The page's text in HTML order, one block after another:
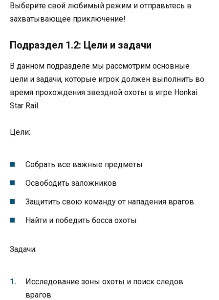
Выберите свой любимый режим и отправьтесь в
захватывающее приключение!
Подраздел 1.2: Цели и задачи
В данном подразделе мы рассмотрим основные
цели и задачи, которые игрок должен выполнить во
время прохождения звездной охоты в игре Honkai
Star Rail.
Цели:
Собрать все важные предметы
Освободить заложников
Защитить свою команду от нападения врагов
Найти и победить босса охоты
Задачи:
Исследование зоны охоты и поиск следов
врагов